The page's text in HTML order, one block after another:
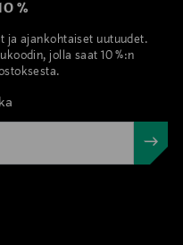
%
ja ajankohtaiset uutuudet.
jolla saat 10 %:n